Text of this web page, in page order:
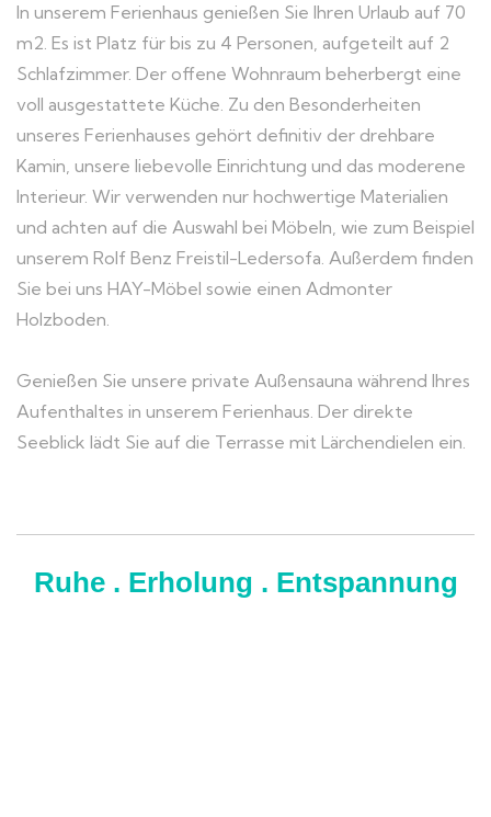
In unserem Ferienhaus genießen Sie Ihren Urlaub auf 70
m2. Es ist Platz für bis zu 4 Personen, aufgeteilt auf 2
Schlafzimmer. Der offene Wohnraum beherbergt eine
voll ausgestattete Küche. Zu den Besonderheiten
unseres Ferienhauses gehört definitiv der drehbare
Kamin, unsere liebevolle Einrichtung und das moderene
Interieur. Wir verwenden nur hochwertige Materialien
und achten auf die Auswahl bei Möbeln, wie zum Beispiel
unserem Rolf Benz Freistil-Ledersofa. Außerdem finden
Sie bei uns HAY-Möbel sowie einen Admonter
Holzboden.
Genießen Sie unsere private Außensauna während Ihres
Aufenthaltes in unserem Ferienhaus. Der direkte
Seeblick lädt Sie auf die Terrasse mit Lärchendielen ein.
Ruhe . Erholung . Entspannung